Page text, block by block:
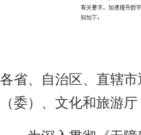
各省、自治区、直辖
（委）、文化和旅游